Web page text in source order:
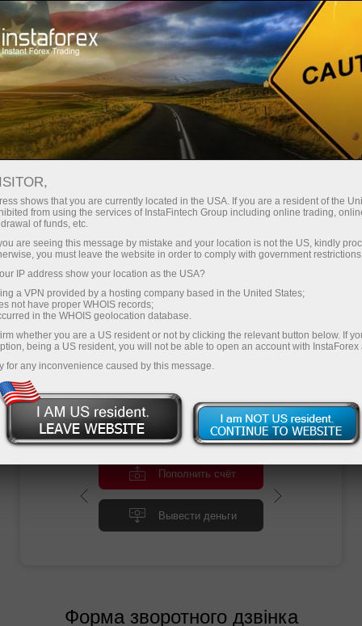
Замовити зворотній
дзвінок
легко: заповніть наведену нижче форму із
зазначенням найбільш зручного часу, коли
наш менеджер може зателефонувати вам і
відповісти на всі запитання. Ця послуга є
безкоштовною.
Пополнить счёт
Вывести деньги
Форма зворотного дзвінка
shows that you are currently located in the USA. If you are a resident of the
from using the services of InstaFintech Group including online trading,
of funds, etc.
are seeing this message by mistake and your location is not the US, kindly
you must leave the website in order to comply with government
IP address show your location as the USA?
a VPN provided by a hosting company based in the United States;
not have proper WHOIS records;
in the WHOIS geolocation database.
whether you are a US resident or not by clicking the relevant button below. If
being a US resident, you will not be able to open an account with InstaForex
for any inconvenience caused by this message.